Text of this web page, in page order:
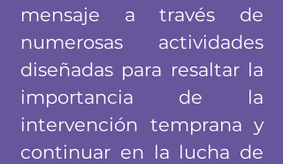
mensaje a través de
numerosas actividades
diseñadas para resaltar la
importancia de la
intervención temprana y
continuar en la lucha de